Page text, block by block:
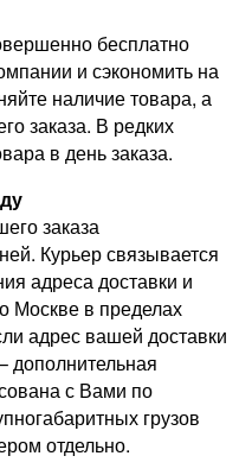
бесплатно
и сэкономить на
наличие товара, а
заказа. В редких
в день заказа.
заказа
Курьер связывается
адреса доставки и
Москве в пределах
адрес вашей доставки
дополнительная
с Вами по
грузов
отдельно.